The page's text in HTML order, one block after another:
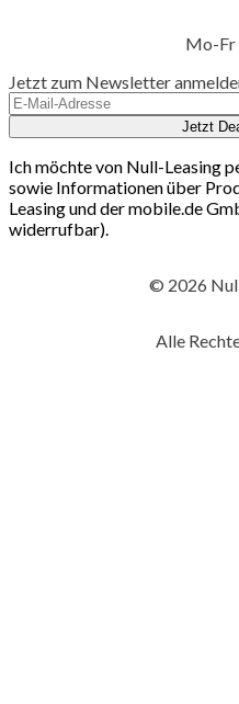
Mo-Fr
Jetzt zum Newsletter
Jetzt
Ich möchte von Null-Leasing
sowie Informationen über
Leasing und der mobile.de
widerrufbar).
© 2026
Alle